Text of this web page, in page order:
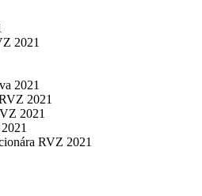
2021
2021
2021
2021
RVZ 2021